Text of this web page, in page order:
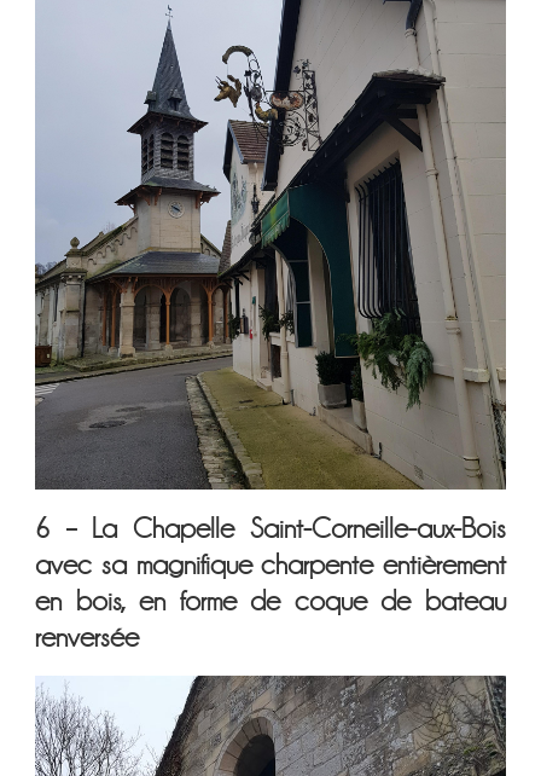
6 – La Chapelle Saint-Corneille-aux-Bois
avec sa magnifique charpente entièrement
en bois, en forme de coque de bateau
renversée